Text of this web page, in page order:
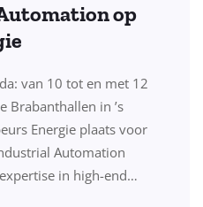
op
van 10 tot en met 12
Brabanthallen in ’s
Energie plaats voor
Automation
in high-end…